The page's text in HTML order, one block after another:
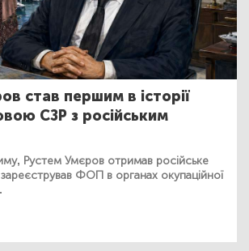
став першим в історії
СЗР з російським
Рустем Умєров отримав російське
ФОП в органах окупаційної